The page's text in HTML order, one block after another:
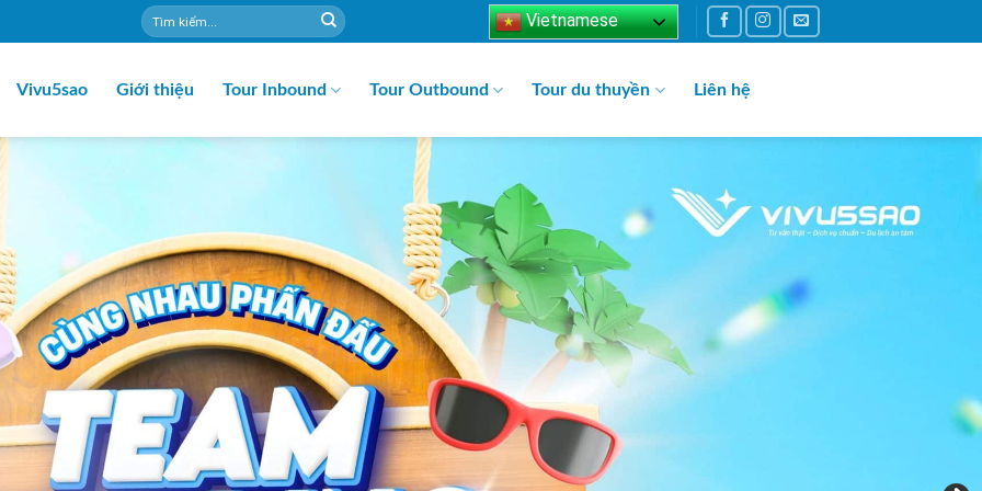
Vietnamese
Vivu5sao Giới thiệu Tour Inbound Tour Outbound Tour du thuyền Liên hệ